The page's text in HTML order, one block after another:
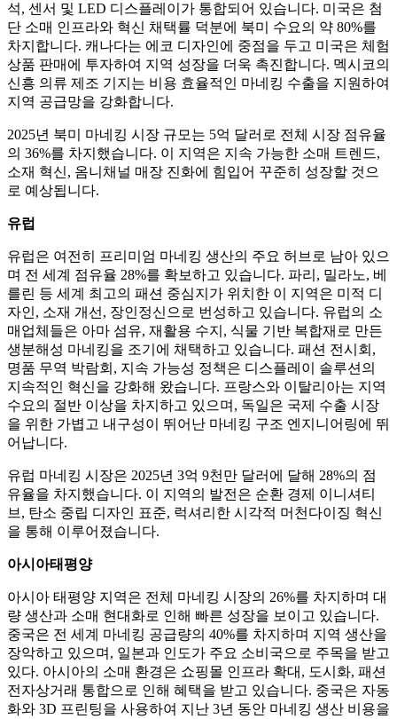
석, 센서 및 LED 디스플레이가 통합되어 있습니다. 미국은 첨
단 소매 인프라와 혁신 채택률 덕분에 북미 수요의 약 80%를
차지합니다. 캐나다는 에코 디자인에 중점을 두고 미국은 체험
상품 판매에 투자하여 지역 성장을 더욱 촉진합니다. 멕시코의
신흥 의류 제조 기지는 비용 효율적인 마네킹 수출을 지원하여
지역 공급망을 강화합니다.
2025년 북미 마네킹 시장 규모는 5억 달러로 전체 시장 점유율
의 36%를 차지했습니다. 이 지역은 지속 가능한 소매 트렌드,
소재 혁신, 옴니채널 매장 진화에 힘입어 꾸준히 성장할 것으
로 예상됩니다.
유럽
유럽은 여전히 ​​프리미엄 마네킹 생산의 주요 허브로 남아 있으
며 전 세계 점유율 28%를 확보하고 있습니다. 파리, 밀라노, 베
를린 등 세계 최고의 패션 중심지가 위치한 이 지역은 미적 디
자인, 소재 개선, 장인정신으로 번성하고 있습니다. 유럽의 소
매업체들은 아마 섬유, 재활용 수지, 식물 기반 복합재로 만든
생분해성 마네킹을 조기에 채택하고 있습니다. 패션 전시회,
명품 무역 박람회, 지속 가능성 정책은 디스플레이 솔루션의
지속적인 혁신을 강화해 왔습니다. 프랑스와 이탈리아는 지역
수요의 절반 이상을 차지하고 있으며, 독일은 국제 수출 시장
을 위한 가볍고 내구성이 뛰어난 마네킹 구조 엔지니어링에 뛰
어납니다.
유럽 ​​마네킹 시장은 2025년 3억 9천만 달러에 달해 28%의 점
유율을 차지했습니다. 이 지역의 발전은 순환 경제 이니셔티
브, 탄소 중립 디자인 표준, 럭셔리한 시각적 머천다이징 혁신
을 통해 이루어졌습니다.
아시아태평양
아시아 태평양 지역은 전체 마네킹 시장의 26%를 차지하며 대
량 생산과 소매 현대화로 인해 빠른 성장을 보이고 있습니다.
중국은 전 세계 마네킹 공급량의 40%를 차지하며 지역 생산을
장악하고 있으며, 일본과 인도가 주요 소비국으로 주목을 받고
있다. 아시아의 소매 환경은 쇼핑몰 인프라 확대, 도시화, 패션
전자상거래 통합으로 인해 혜택을 받고 있습니다. 중국은 자동
화와 3D 프린팅을 사용하여 지난 3년 동안 마네킹 생산 비용을